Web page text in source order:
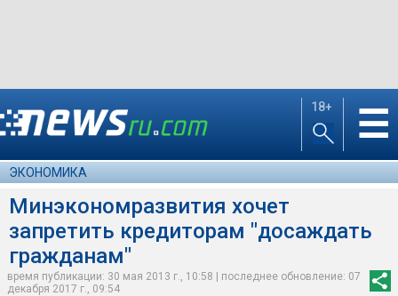
18+ ☰
ЭКОНОМИКА
Минэкономразвития хочет
запретить кредиторам "досаждать
гражданам"
время публикации: 30 мая 2013 г., 10:58 | последнее обновление: 07
декабря 2017 г., 09:54